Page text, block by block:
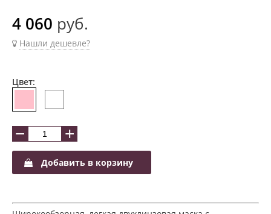
4 060 руб.
Нашли дешевле?
Цвет:
− +
Добавить в корзину